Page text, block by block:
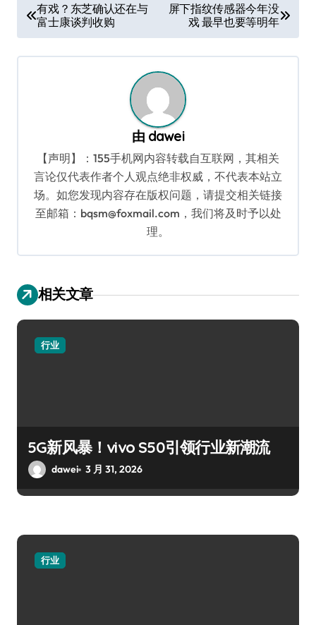
章
导
有戏？东芝确认还在与
富士康谈判收购
屏下指纹传感器今年没
戏 最早也要等明年
由 dawei
【声明】：155手机网内容转载自互联网，其相关
言论仅代表作者个人观点绝非权威，不代表本站立
场。如您发现内容存在版权问题，请提交相关链接
至邮箱：bqsm@foxmail.com，我们将及时予以处
理。
相关文章
行业
5G新风暴！vivo S50引领行业新潮流
dawei 3 月 31, 2026
行业